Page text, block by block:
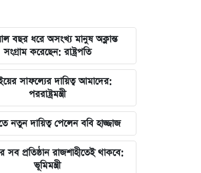
বছর ধরে অসংখ্য মানুষ অক্লান্ত
সংগ্রাম করেছেন: রাষ্ট্রপতি
সাফল্যের দায়িত্ব আমাদের:
পররাষ্ট্রমন্ত্রী
নতুন দায়িত্ব পেলেন ববি হাজ্জাজ
সব প্রতিষ্ঠান রাজশাহীতেই থাকবে:
ভূমিমন্ত্রী